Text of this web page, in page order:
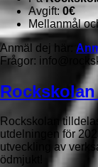
Avgift: 0€
Mellanmål
Anmäl dej här:
Frågor:
Rockskolan
utdelningen för
utveckling av
ödmjukt!